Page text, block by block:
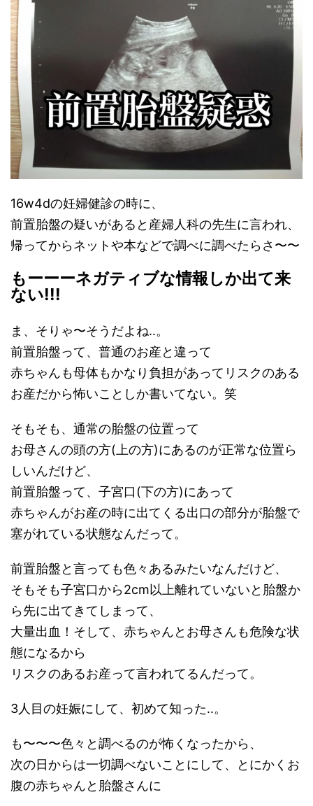
16w4dの妊婦健診の時に、
前置胎盤の疑いがあると産婦人科の先生に言われ、
帰ってからネットや本などで調べに調べたらさ〜〜
もーーーネガティブな情報しか出て来
ない!!!
ま、そりゃ〜そうだよね‥。
前置胎盤って、普通のお産と違って
赤ちゃんも母体もかなり負担があってリスクのある
お産だから怖いことしか書いてない。笑
そもそも、通常の胎盤の位置って
お母さんの頭の方(上の方)にあるのが正常な位置ら
しいんだけど、
前置胎盤って、子宮口(下の方)にあって
赤ちゃんがお産の時に出てくる出口の部分が胎盤で
塞がれている状態なんだって。
前置胎盤と言っても色々あるみたいなんだけど、
そもそも子宮口から2cm以上離れていないと胎盤か
ら先に出てきてしまって、
大量出血！そして、赤ちゃんとお母さんも危険な状
態になるから
リスクのあるお産って言われてるんだって。
3人目の妊娠にして、初めて知った‥。
も〜〜〜色々と調べるのが怖くなったから、
次の日からは一切調べないことにして、とにかくお
腹の赤ちゃんと胎盤さんに